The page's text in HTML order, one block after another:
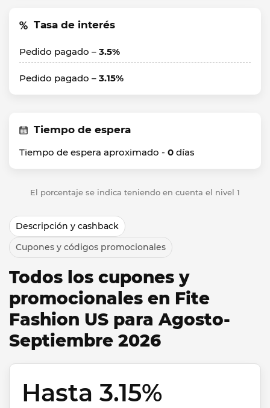
Tasa de interés
Pedido pagado – 3.5%
Pedido pagado – 3.15%
Tiempo de espera
Tiempo de espera aproximado - 0 días
El porcentaje se indica teniendo en cuenta el nivel 1
Descripción y cashback
Cupones y códigos promocionales
Todos los cupones y
promocionales en Fite
Fashion US para Agosto-
Septiembre 2026
Hasta 3.15%